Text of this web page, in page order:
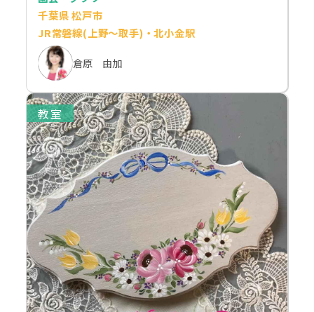
千葉県 松戸市
JR常磐線(上野～取手)・北小金駅
倉原 由加
教室